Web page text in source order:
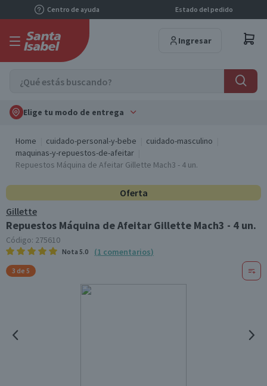
Centro de ayuda Estado del pedido
Ingresar
Elige tu modo de entrega
Home cuidado-personal-y-bebe
cuidado-masculino
maquinas-y-repuestos-de-afeitar
Repuestos Máquina de Afeitar Gillette Mach3 - 4 un.
Oferta
Gillette
Repuestos Máquina de Afeitar Gillette Mach3 - 4 un.
Código: 275610
Nota 5.0 (1 comentarios)
3 de 5